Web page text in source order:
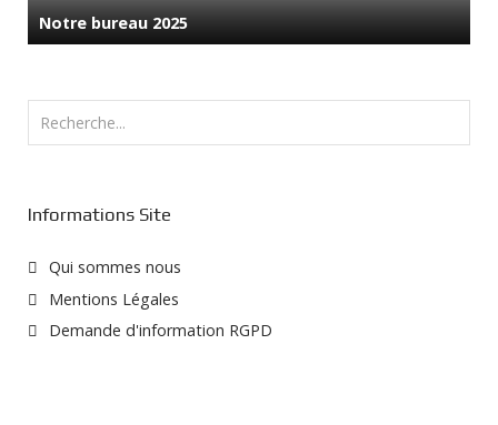
Notre bureau 2025
Rechercher
Informations Site
Qui sommes nous
Mentions Légales
Demande d'information RGPD